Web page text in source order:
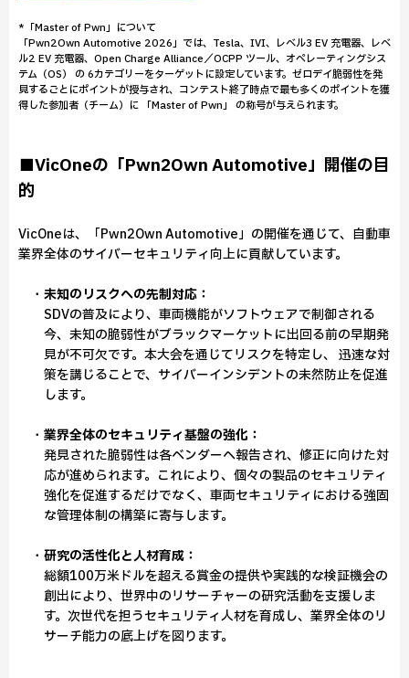
*「Master of Pwn」について
「Pwn2Own Automotive 2026」では、Tesla、IVI、レベル3 EV 充電器、レベ
ル2 EV 充電器、Open Charge Alliance／OCPP ツール、オペレーティングシス
テム（OS） の 6カテゴリーをターゲットに設定しています。ゼロデイ脆弱性を発
見するごとにポイントが授与され、コンテスト終了時点で最も多くのポイントを獲
得した参加者（チーム）に 「Master of Pwn」 の称号が与えられます。
■VicOneの「Pwn2Own Automotive」開催の目
的
VicOneは、「Pwn2Own Automotive」の開催を通じて、自動車
業界全体のサイバーセキュリティ向上に貢献しています。
・ 未知のリスクへの先制対応：
SDVの普及により、車両機能がソフトウェアで制御される
今、未知の脆弱性がブラックマーケットに出回る前の早期発
見が不可欠です。本大会を通じてリスクを特定し、 迅速な対
策を講じることで、サイバーインシデントの未然防止を促進
します。
・ 業界全体のセキュリティ基盤の強化：
発見された脆弱性は各ベンダーへ報告され、修正に向けた対
応が進められます。これにより、個々の製品のセキュリティ
強化を促進するだけでなく、車両セキュリティにおける強固
な管理体制の構築に寄与します。
・ 研究の活性化と人材育成：
総額100万米ドルを超える賞金の提供や実践的な検証機会の
創出により、世界中のリサーチャーの研究活動を支援しま
す。次世代を担うセキュリティ人材を育成し、業界全体のリ
サーチ能力の底上げを図ります。